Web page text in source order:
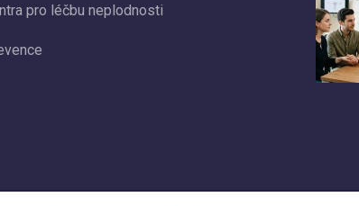
pro léčbu neplodnosti